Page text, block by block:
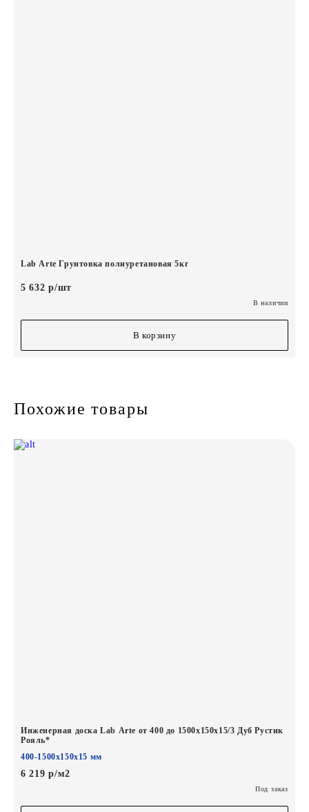
Lab Arte Грунтовка полиуретановая 5кг
5 632 р/шт
В наличии
В корзину
Похожие товары
Инженерная доска Lab Arte от 400 до 1500х150х15/3 Дуб Рустик
Рояль*
400-1500х150х15 мм
6 219 р/м2
Под заказ